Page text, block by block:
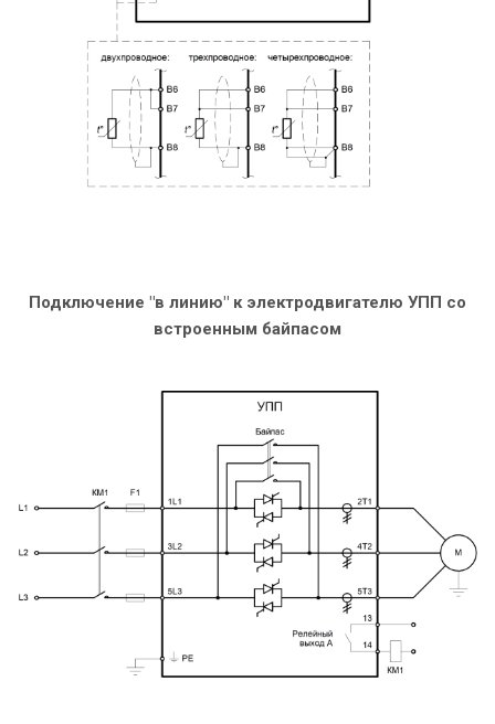
Подключение "в линию" к электродвигателю УПП со
встроенным байпасом